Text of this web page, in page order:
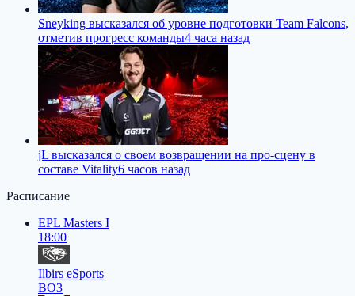
Sneyking высказался об уровне подготовки Team Falcons,
отметив прогресс команды4 часа назад
jL высказался о своем возвращении на про-сцену в
составе Vitality6 часов назад
Расписание
EPL Masters I
18:00
Ilbirs eSports
BO3